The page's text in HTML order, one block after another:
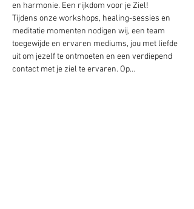
en harmonie. Een rijkdom voor je Ziel!
Tijdens onze workshops, healing-sessies en
meditatie momenten nodigen wij, een team
toegewijde en ervaren mediums, jou met liefde
uit om jezelf te ontmoeten en een verdiepend
contact met je ziel te ervaren. Op…